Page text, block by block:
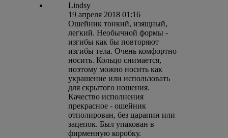
Lindsy
19 апреля 2018 01:16
Ошейник тонкий, изящный,
легкий. Необычной формы -
изгибы как бы повторяют
изгибы тела. Очень комфортно
носить. Кольцо снимается,
поэтому можно носить как
украшение или использовать
для скрытого ношения.
Качество исполнения
прекрасное - ошейник
отполирован, без царапин или
зацепок. Был упакован в
фирменную коробку.